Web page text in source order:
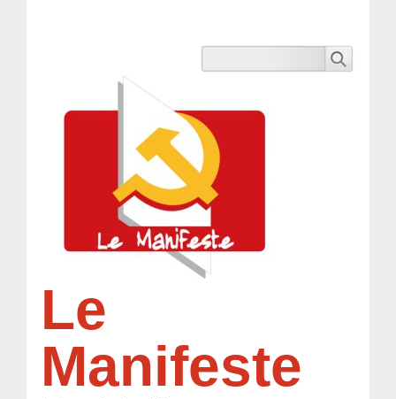
Le
Manifeste